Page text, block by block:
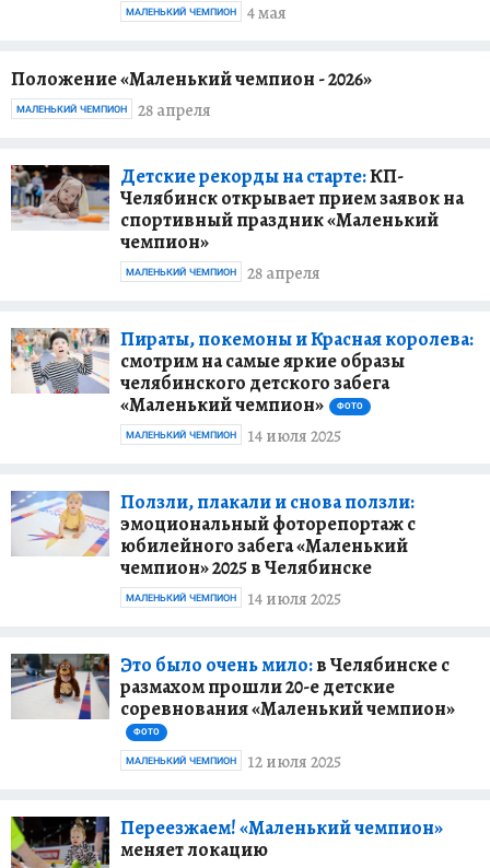
4 мая
МАЛЕНЬКИЙ ЧЕМПИОН
Положение «Маленький чемпион - 2026»
28 апреля
МАЛЕНЬКИЙ ЧЕМПИОН
Детские рекорды на старте:КП-
Челябинск открывает прием заявок на
спортивный праздник «Маленький
чемпион»
28 апреля
МАЛЕНЬКИЙ ЧЕМПИОН
Пираты, покемоны и Красная королева:
смотрим на самые яркие образы
челябинского детского забега
«Маленький чемпион»
ФОТО
14 июля 2025
МАЛЕНЬКИЙ ЧЕМПИОН
Ползли, плакали и снова ползли:
эмоциональный фоторепортаж с
юбилейного забега «Маленький
чемпион» 2025 в Челябинске
14 июля 2025
МАЛЕНЬКИЙ ЧЕМПИОН
Это было очень мило:в Челябинске с
размахом прошли 20-е детские
соревнования «Маленький чемпион»
ФОТО
12 июля 2025
МАЛЕНЬКИЙ ЧЕМПИОН
Переезжаем! «Маленький чемпион»
меняет локацию